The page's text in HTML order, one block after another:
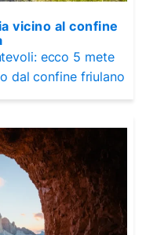
vicino al confine
ecco 5 mete
dal confine friulano